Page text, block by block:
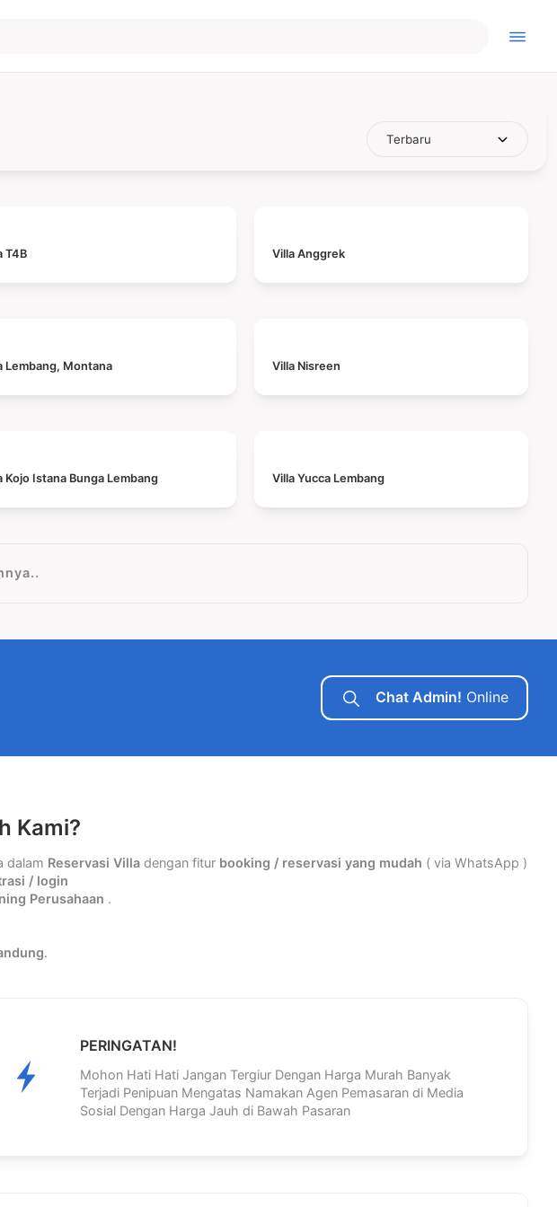
T4B Villa Anggrek
Lembang, Montana Villa Nisreen
Kojo Istana Bunga Lembang Villa Yucca Lembang
Chat Admin! Online
Kami?
dalam Reservasi Villadengan fitur booking / reservasi yang mudah ( via WhatsApp )
/ login
Perusahaan .
.
PERINGATAN!
Mohon Hati Hati Jangan Tergiur Dengan Harga Murah Banyak
Terjadi Penipuan Mengatas Namakan Agen Pemasaran di Media
Sosial Dengan Harga Jauh di Bawah Pasaran